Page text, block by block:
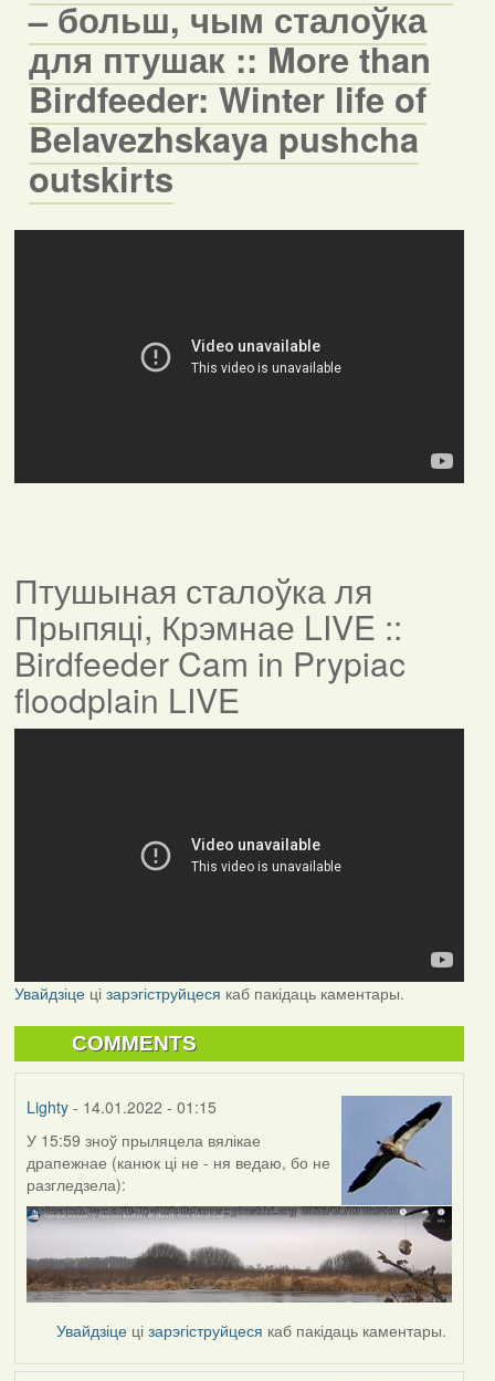
– больш, чым сталоўка
для птушак :: More than
Birdfeeder: Winter life of
Belavezhskaya pushcha
outskirts
Птушыная сталоўка ля
Прыпяці, Крэмнае LIVE ::
Birdfeeder Cam in Prypiac
floodplain LIVE
Увайдзіцеці зарэгіструйцеся каб пакідаць каментары.
COMMENTS
Lighty- 14.01.2022 - 01:15
У 15:59 зноў прыляцела вялікае
драпежнае (канюк ці не - ня ведаю, бо не
разгледзела):
Увайдзіце цізарэгіструйцеся каб пакідаць каментары.